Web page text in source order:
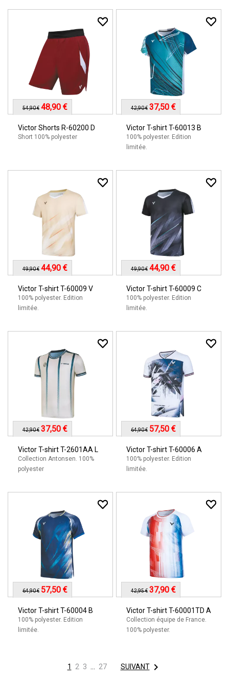
Victor Shorts R-60200 D
Short 100% polyester
54,90 € 48,90 €
Victor T-shirt T-60013 B
100% polyester. Edition
limitée.
42,90 € 37,50 €
Victor T-shirt T-60009 V
100% polyester. Edition
limitée.
49,90 € 44,90 €
Victor T-shirt T-60009 C
100% polyester. Edition
limitée.
49,90 € 44,90 €
Victor T-shirt T-2601AA L
Collection Antonsen. 100%
polyester
42,90 € 37,50 €
Victor T-shirt T-60006 A
100% polyester. Edition
limitée.
64,90 € 57,50 €
Victor T-shirt T-60004 B
100% polyester. Edition
limitée.
64,90 € 57,50 €
Victor T-shirt T-60001TD A
Collection équipe de France.
100% polyester.
42,95 € 37,90 €
1 2 3 27 SUIVANT